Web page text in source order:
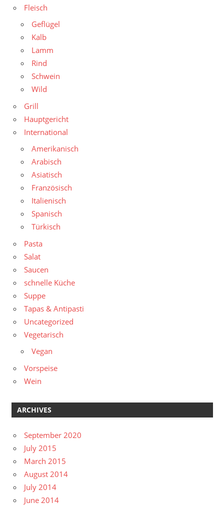
Fleisch
Geflügel
Kalb
Lamm
Rind
Schwein
Wild
Grill
Hauptgericht
International
Amerikanisch
Arabisch
Asiatisch
Französisch
Italienisch
Spanisch
Türkisch
Pasta
Salat
Saucen
schnelle Küche
Suppe
Tapas & Antipasti
Uncategorized
Vegetarisch
Vegan
Vorspeise
Wein
ARCHIVES
September 2020
July 2015
March 2015
August 2014
July 2014
June 2014